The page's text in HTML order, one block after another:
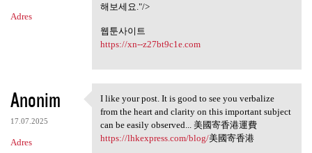
Adres
해보세요."/>
웹툰사이트
https://xn--z27bt9c1e.com
Anonim
17.07.2025
Adres
I like your post. It is good
I like your post. It is good to see you verbalize
from the heart and clarity on this important subject
can be easily observed... 美國寄香港運費
https://lhkexpress.com/blog/美國寄香港